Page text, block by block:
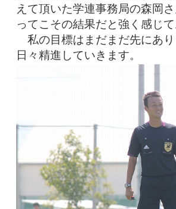
えて頂いた学連事務局の森岡
ってこその結果だと強く感じ
私の目標はまだまだ先にあ
日々精進していきます。